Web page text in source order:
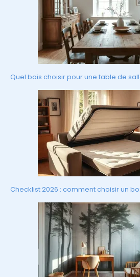
Quel bois choisir pour une table de
Checklist 2026 : comment choisir un